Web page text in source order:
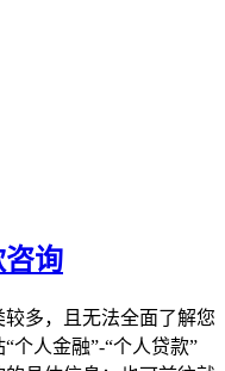
询
多，且无法全面了解您
个人金融”-“个人贷款”